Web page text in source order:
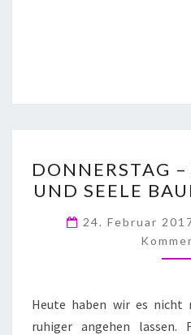
DONNERSTAG
UND SEELE
24. Februar
Heute haben wir es nicht
ruhiger angehen lassen.